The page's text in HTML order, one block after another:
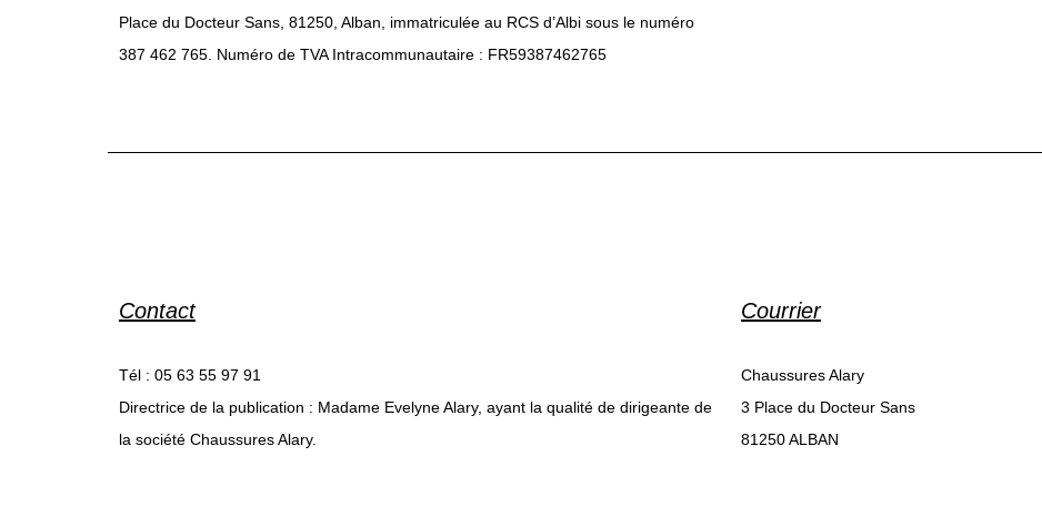
Place du Docteur Sans, 81250, Alban, immatriculée au RCS d’Albi sous le numéro
387 462 765. Numéro de TVA Intracommunautaire : FR59387462765
Contact
Tél : 05 63 55 97 91
Directrice de la publication : Madame Evelyne Alary, ayant la qualité de dirigeante de
la société Chaussures Alary.
Courrier
Chaussures Alary
3 Place du Docteur Sans
81250 ALBAN